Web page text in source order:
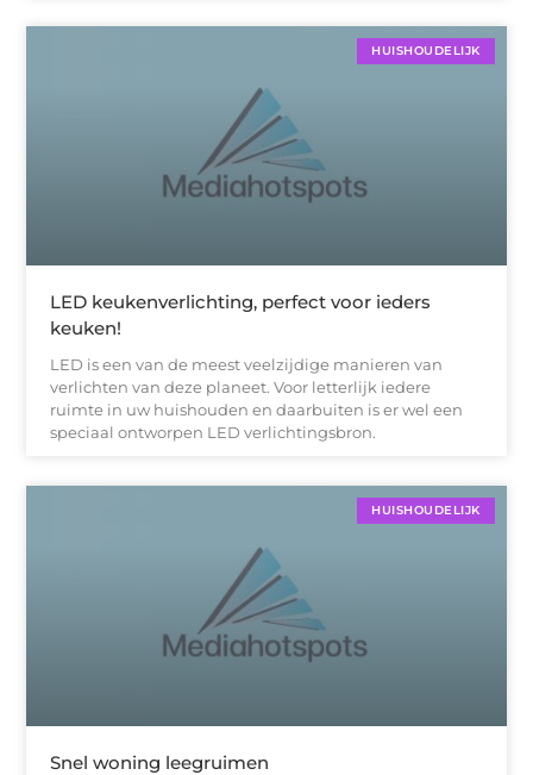
HUISHOUDELIJK
LED keukenverlichting, perfect voor ieders
keuken!
LED is een van de meest veelzijdige manieren van
verlichten van deze planeet. Voor letterlijk iedere
ruimte in uw huishouden en daarbuiten is er wel een
speciaal ontworpen LED verlichtingsbron.
HUISHOUDELIJK
Snel woning leegruimen